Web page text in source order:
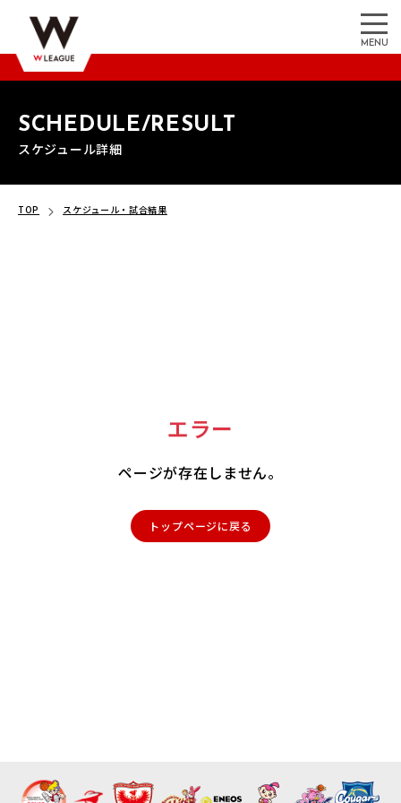
MENU
SCHEDULE/RESULT
スケジュール詳細
TOP スケジュール・試合結果
エラー
ページが存在しません。
トップページに戻る